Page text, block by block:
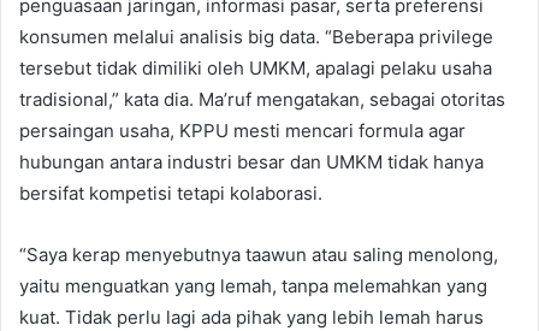
penguasaan jaringan, informasi pasar, serta preferensi
konsumen melalui analisis big data. “Beberapa privilege
tersebut tidak dimiliki oleh UMKM, apalagi pelaku usaha
tradisional,” kata dia. Ma’ruf mengatakan, sebagai otoritas
persaingan usaha, KPPU mesti mencari formula agar
hubungan antara industri besar dan UMKM tidak hanya
bersifat kompetisi tetapi kolaborasi.
“Saya kerap menyebutnya taawun atau saling menolong,
yaitu menguatkan yang lemah, tanpa melemahkan yang
kuat. Tidak perlu lagi ada pihak yang lebih lemah harus